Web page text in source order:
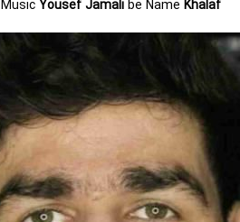
Music Yousef Jamalibe Name Khalaf